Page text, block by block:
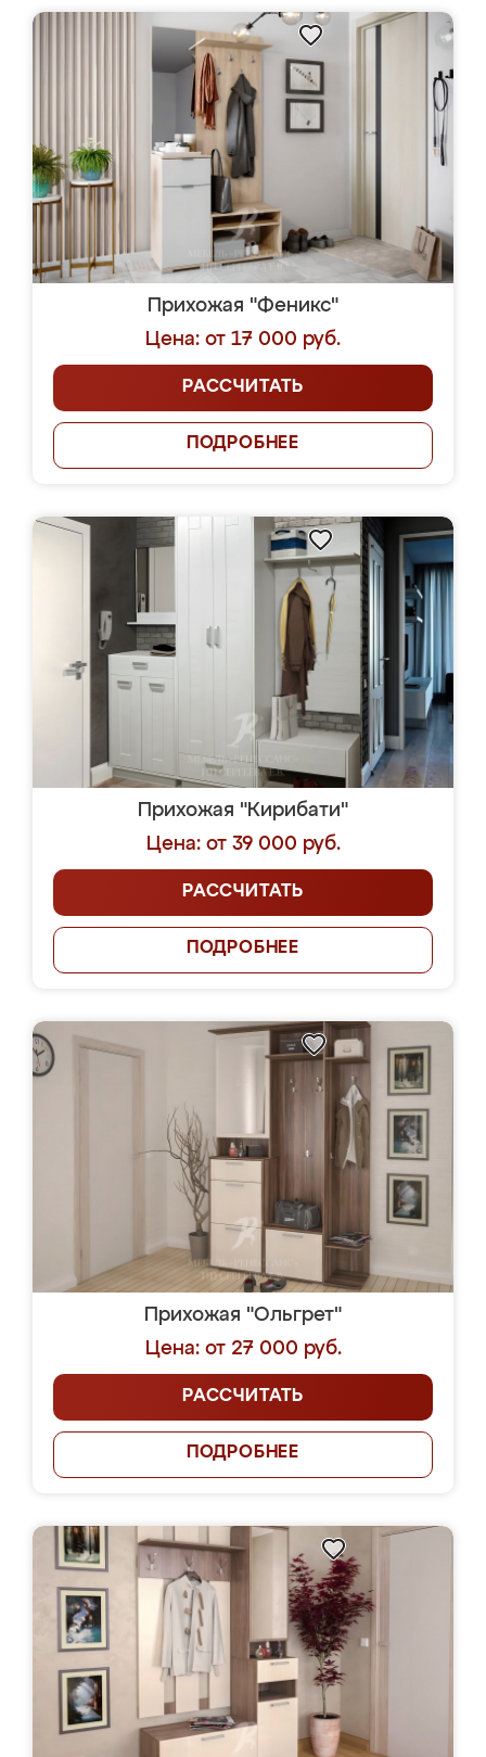
Прихожая "Феникс"
Цена: от 17 000 руб.
РАССЧИТАТЬ
ПОДРОБНЕЕ
Прихожая "Кирибати"
Цена: от 39 000 руб.
РАССЧИТАТЬ
ПОДРОБНЕЕ
Прихожая "Ольгрет"
Цена: от 27 000 руб.
РАССЧИТАТЬ
ПОДРОБНЕЕ